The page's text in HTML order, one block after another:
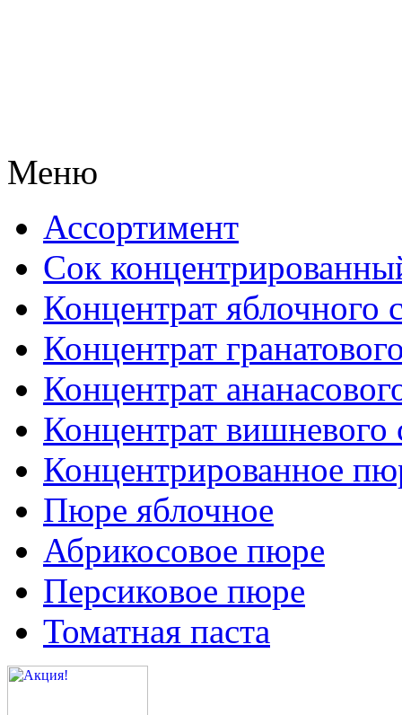
Меню
Ассортимент
Сок
Концентрат яблочного
Концентрат
Концентрат
Концентрат вишневого
Концентрированное
Пюре яблочное
Абрикосовое пюре
Персиковое пюре
Томатная паста